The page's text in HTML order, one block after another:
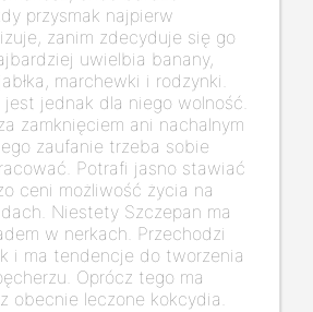
przysmak najpierw
zanim zdecyduje się go
uwielbia banany,
marchewki i rodzynki.
jednak dla niego wolność.
zamknięciem ani nachalnym
zaufanie trzeba sobie
Potrafi jasno stawiać
ceni możliwość życia na
Niestety Szczepan ma
w nerkach. Przechodzi
i ma tendencje do tworzenia
Oprócz tego ma
obecnie leczone kokcydia.